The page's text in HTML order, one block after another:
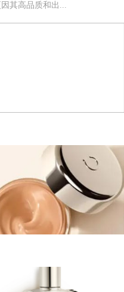
其高品质和出...